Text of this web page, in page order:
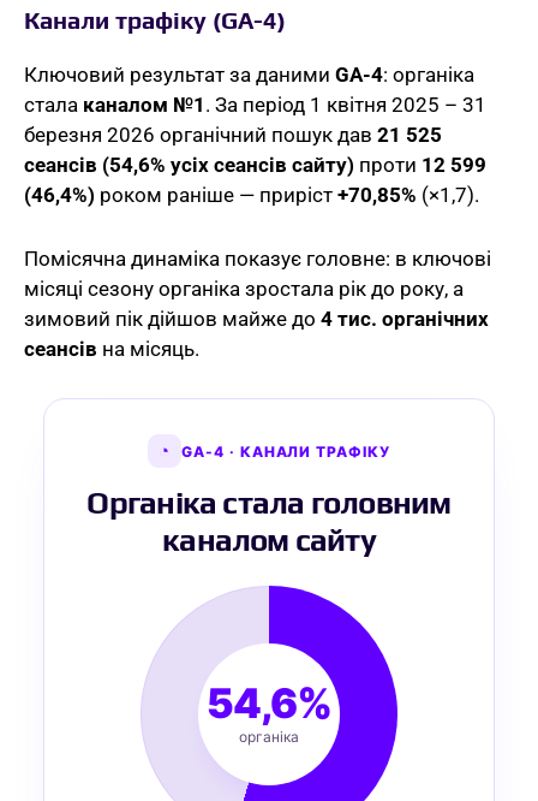
Канали трафіку (GA-4)
Ключовий результат за даними GA-4: органіка
стала каналом №1 . За період 1 квітня 2025 – 31
березня 2026 органічний пошук дав 21 525
сеансів (54,6% усіх сеансів сайту) проти 12 599
(46,4%) роком раніше — приріст +70,85% (×1,7).
Помісячна динаміка показує головне: в ключові
місяці сезону органіка зростала рік до року, а
зимовий пік дійшов майже до 4 тис. органічних
сеансів на місяць.
◔ GA-4 · КАНАЛИ ТРАФІКУ
Органіка стала головним
каналом сайту
54,6%
органіка